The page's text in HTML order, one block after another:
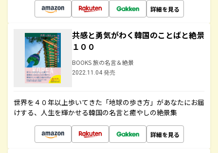
詳細を見る
共感と勇気がわく韓国のことばと絶景
１００
BOOKS 旅の名言＆絶景
2022.11.04 発売
世界を４０年以上歩いてきた「地球の歩き方」があなたにお届
けする、人生を輝かせる韓国の名言と癒やしの絶景集
詳細を見る